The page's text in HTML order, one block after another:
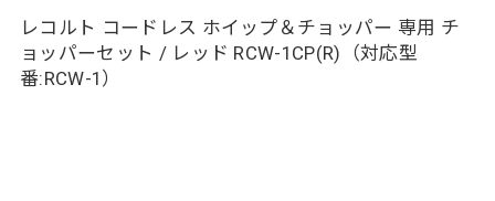
レコルト コードレス ホイップ＆チョッパー 専用 チ
ョッパーセット / レッド RCW-1CP(R)（対応型
番:RCW-1）